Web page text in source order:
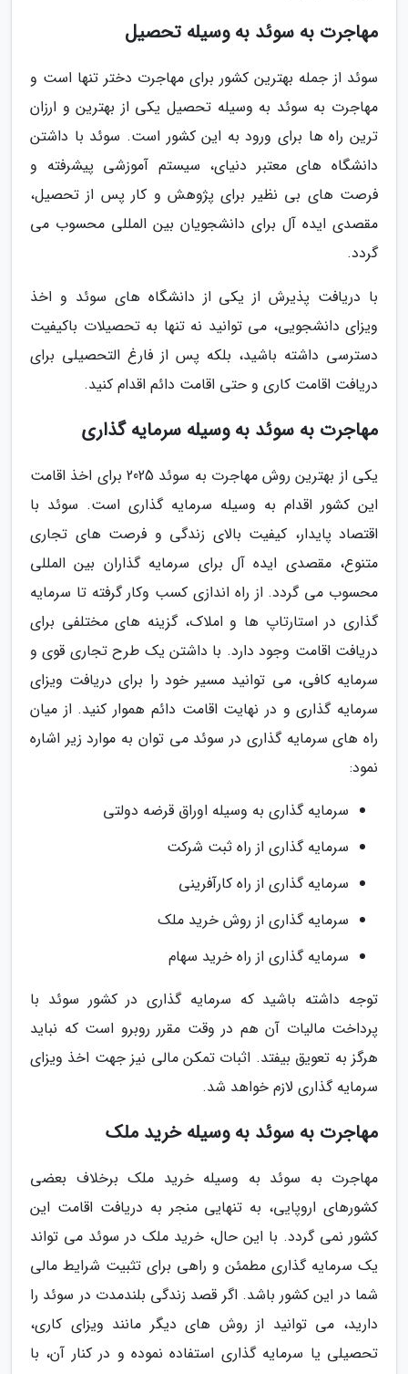
مهاجرت به سوئد به وسیله تحصیل
سوئد از جمله بهترین کشور برای مهاجرت دختر تنها است و
مهاجرت به سوئد به وسیله تحصیل یکی از بهترین و ارزان
ترین راه ها برای ورود به این کشور است. سوئد با داشتن
دانشگاه های معتبر دنیای، سیستم آموزشی پیشرفته و
فرصت های بی نظیر برای پژوهش و کار پس از تحصیل،
مقصدی ایده آل برای دانشجویان بین المللی محسوب می
گردد.
با دریافت پذیرش از یکی از دانشگاه های سوئد و اخذ
ویزای دانشجویی، می توانید نه تنها به تحصیلات باکیفیت
دسترسی داشته باشید، بلکه پس از فارغ التحصیلی برای
دریافت اقامت کاری و حتی اقامت دائم اقدام کنید.
مهاجرت به سوئد به وسیله سرمایه گذاری
یکی از بهترین روش مهاجرت به سوئد 2025 برای اخذ اقامت
این کشور اقدام به وسیله سرمایه گذاری است. سوئد با
اقتصاد پایدار، کیفیت بالای زندگی و فرصت های تجاری
متنوع، مقصدی ایده آل برای سرمایه گذاران بین المللی
محسوب می گردد. از راه اندازی کسب وکار گرفته تا سرمایه
گذاری در استارتاپ ها و املاک، گزینه های مختلفی برای
دریافت اقامت وجود دارد. با داشتن یک طرح تجاری قوی و
سرمایه کافی، می توانید مسیر خود را برای دریافت ویزای
سرمایه گذاری و در نهایت اقامت دائم هموار کنید. از میان
راه های سرمایه گذاری در سوئد می توان به موارد زیر اشاره
نمود:
سرمایه گذاری به وسیله اوراق قرضه دولتی
سرمایه گذاری از راه ثبت شرکت
سرمایه گذاری از راه کارآفرینی
سرمایه گذاری از روش خرید ملک
سرمایه گذاری از راه خرید سهام
توجه داشته باشید که سرمایه گذاری در کشور سوئد با
پرداخت مالیات آن هم در وقت مقرر روبرو است که نباید
هرگز به تعویق بیفتد. اثبات تمکن مالی نیز جهت اخذ ویزای
سرمایه گذاری لازم خواهد شد.
مهاجرت به سوئد به وسیله خرید ملک
مهاجرت به سوئد به وسیله خرید ملک برخلاف بعضی
کشورهای اروپایی، به تنهایی منجر به دریافت اقامت این
کشور نمی گردد. با این حال، خرید ملک در سوئد می تواند
یک سرمایه گذاری مطمئن و راهی برای تثبیت شرایط مالی
شما در این کشور باشد. اگر قصد زندگی بلندمدت در سوئد را
دارید، می توانید از روش های دیگر مانند ویزای کاری،
تحصیلی یا سرمایه گذاری استفاده نموده و در کنار آن، با